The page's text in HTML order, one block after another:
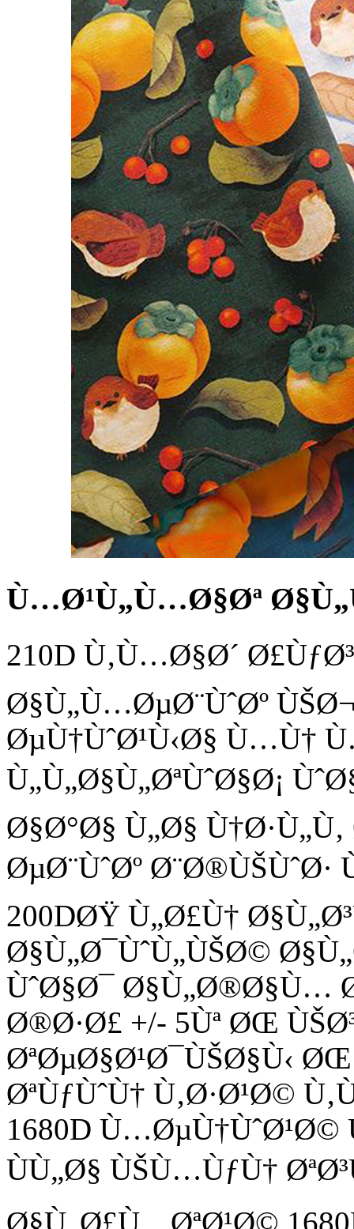
Ù…Ø¹Ù„Ù…Ø§Øª
210D Ù‚Ù…Ø§Ø´
Ø§Ù„Ù…ØµØ¨ÙˆØº
ØµÙ†ÙˆØ¹Ù‹Ø§ Ù…Ù†
Ù„Ù„Ø§Ù„ØªÙˆØ§Ø¡
Ø§Ø°Ø§ Ù„Ø§
ØµØ¨ÙˆØº Ø¨Ø®ÙŠÙˆØ·
200DØŸ Ù„Ø£Ù†
Ø§Ù„Ø¯ÙˆÙ„ÙŠØ©
ÙˆØ§Ø¯ Ø§Ù„Ø®Ø§Ù…
Ø®Ø·Ø£ +/- 5Ùª ØŒ
ØªØµØ§Ø¹Ø¯ÙŠØ§Ù‹
ØªÙƒÙˆÙ† Ù‚Ø·Ø¹Ø©
1680D
ÙÙ„Ø§ ÙŠÙ…ÙƒÙ†
Ø§Ù„Ø£Ù…ØªØ¹Ø©